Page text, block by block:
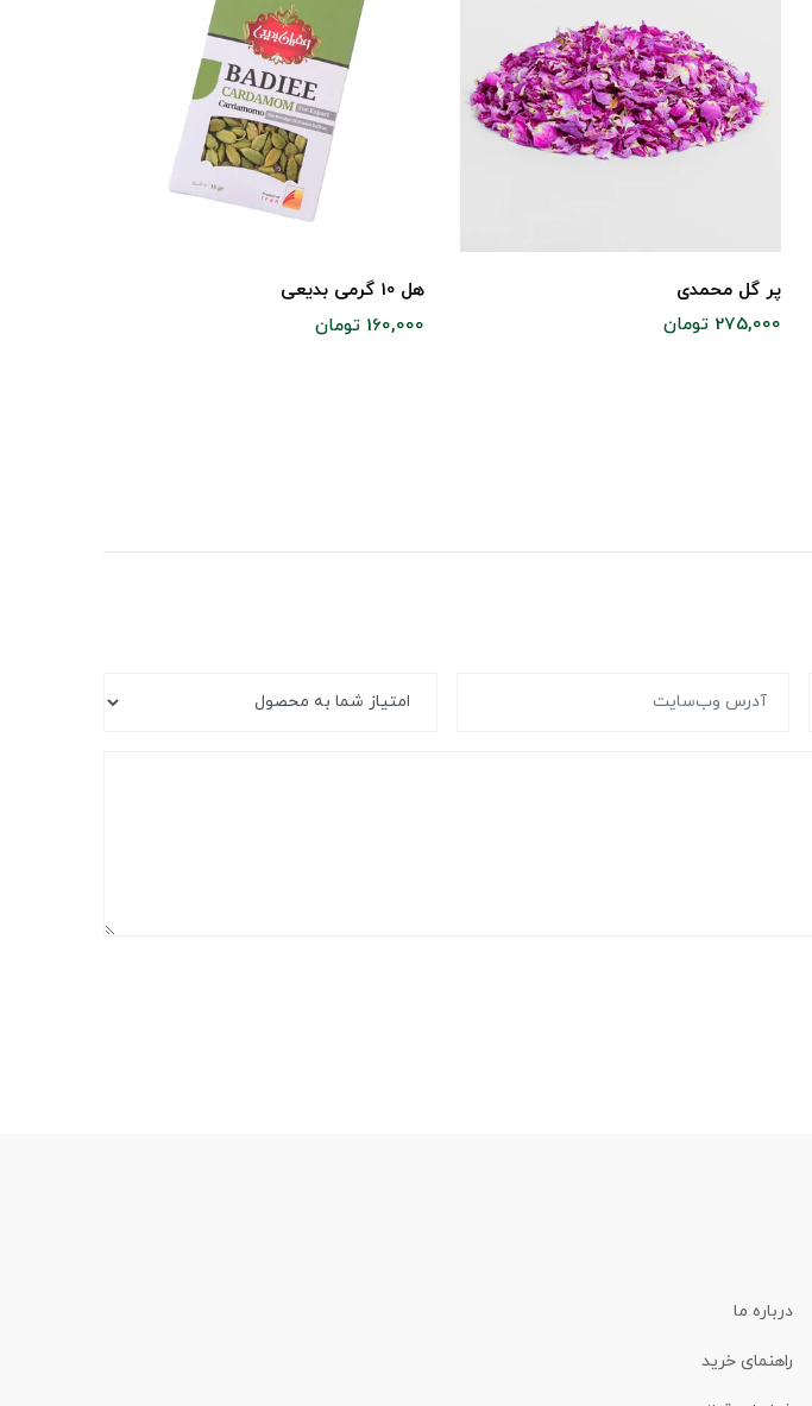
پر گل محمدی
275,000 تومان
هل 10 گرمی بدیعی
160,000 تومان
درباره ما
راهنمای خرید